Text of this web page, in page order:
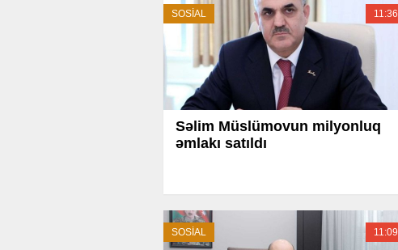
SOSİAL 11:36
Səlim Müslümovun milyonluq
əmlakı satıldı
SOSİAL 11:09